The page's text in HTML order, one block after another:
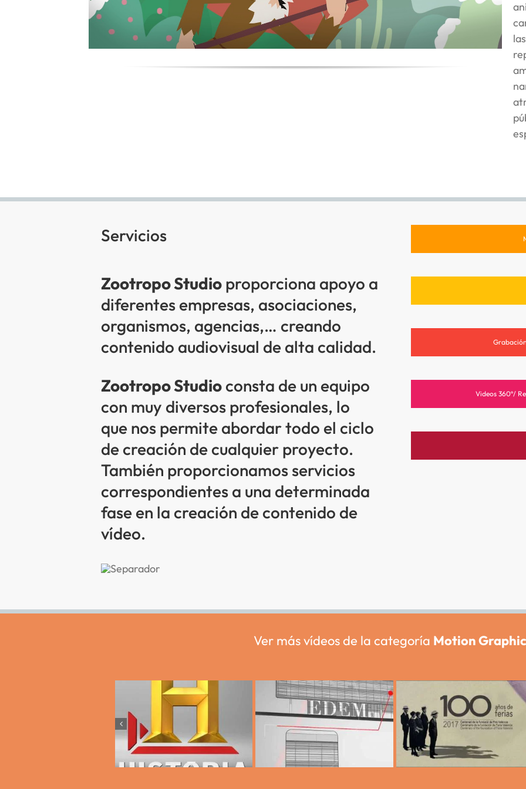
Servicios
Zootropo Studioproporciona apoyo a
diferentes empresas, asociaciones,
organismos, agencias,… creando
contenido audiovisual de alta calidad.
Zootropo Studioconsta de un equipo
con muy diversos profesionales, lo
que nos permite abordar todo el ciclo
de creación de cualquier proyecto.
También proporcionamos servicios
correspondientes a una determinada
fase en la creación de contenido de
vídeo.
Videos 360º/
Ver más vídeos de la categoría Motion